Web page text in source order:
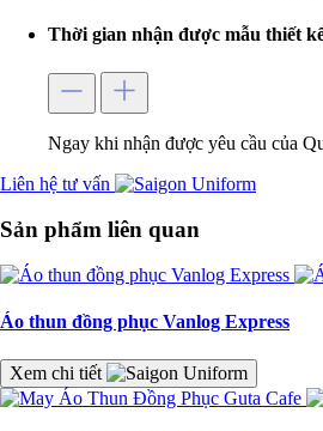
Thời gian nhận được mẫu thiết
Ngay khi nhận được yêu cầu của
Liên hệ tư vấn
Sản phẩm liên quan
Áo thun đồng phục Vanlog Express
Xem chi tiết